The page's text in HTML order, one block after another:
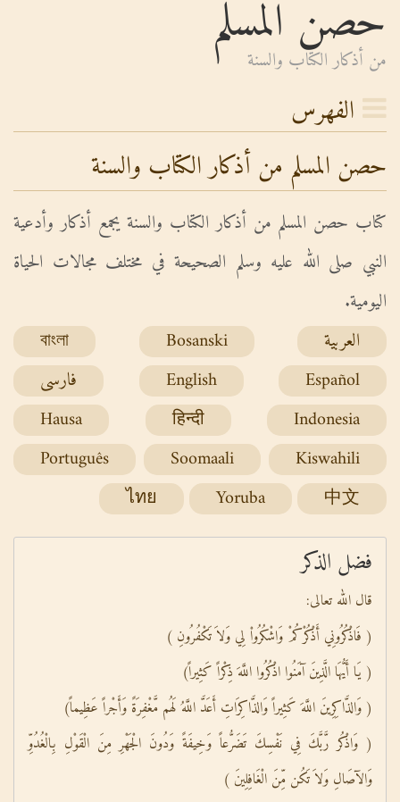
حصن المسلم
من أذكار الكتاب والسنة
الفهرس
حصن المسلم من أذكار الكتاب والسنة
كتاب حصن المسلم من أذكار الكتاب والسنة يجمع أذكار وأدعية
النبي صلى الله عليه وسلم الصحيحة في مختلف مجالات الحياة
اليومية.
العربية
বাংলা
Bosanski
English
Español
فارسی
Hausa
हिन्दी
Indonesia
Português
Soomaali
Kiswahili
ไทย
Yoruba 中文
فضل الذكر
قال الله تعالى:
( فَاذْكُرُونِي أَذْكُرْكُمْ وَاشْكُرُواْ لِي وَلاَ تَكْفُرُونِ )
( يَا أَيُّهَا الَّذِينَ آمَنُوا اذْكُرُوا اللَّهَ ذِكْراً كَثِيراً)
( وَالذَّاكِرِينَ اللَّهَ كَثِيراً وَالذَّاكِرَاتِ أَعَدَّ اللَّهُ لَهُم مَّغْفِرَةً وَأَجْراً عَظِيماً)
( وَاذْكُر رَّبَّكَ فِي نَفْسِكَ تَضَرُّعاً وَخِيفَةً وَدُونَ الْجَهْرِ مِنَ الْقَوْلِ بِالْغُدُوِّ
وَالآصَالِ وَلاَ تَكُن مِّنَ الْغَافِلِينَ )